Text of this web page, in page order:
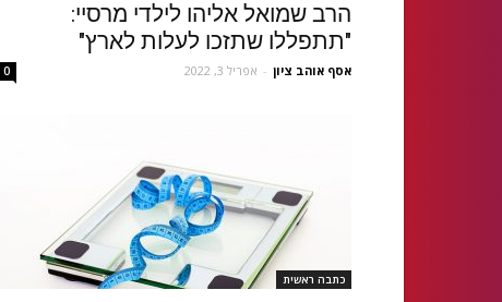
הרב שמואל אליהו לילדי מרסיי:
"תתפללו שתזכו לעלות לארץ"
אסף אוהב ציון - אפריל 3, 2022 0
כתבה ראשית